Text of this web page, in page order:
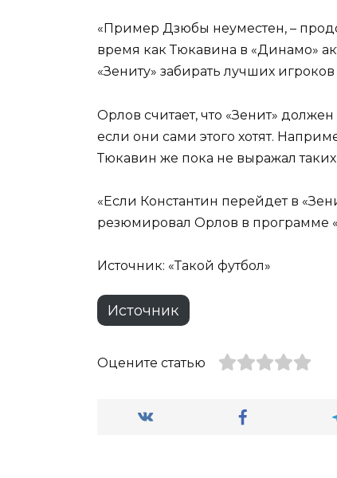
«Пример Дзюбы неуместен, –
время как Тюкавина в «Динамо»
«Зениту» забирать лучших
Орлов считает, что «Зенит»
если они сами этого хотят.
Тюкавин же пока не выражал
«Если Константин перейдет в
резюмировал Орлов в программе
Источник: «Такой футбол»
Источник
Оцените статью